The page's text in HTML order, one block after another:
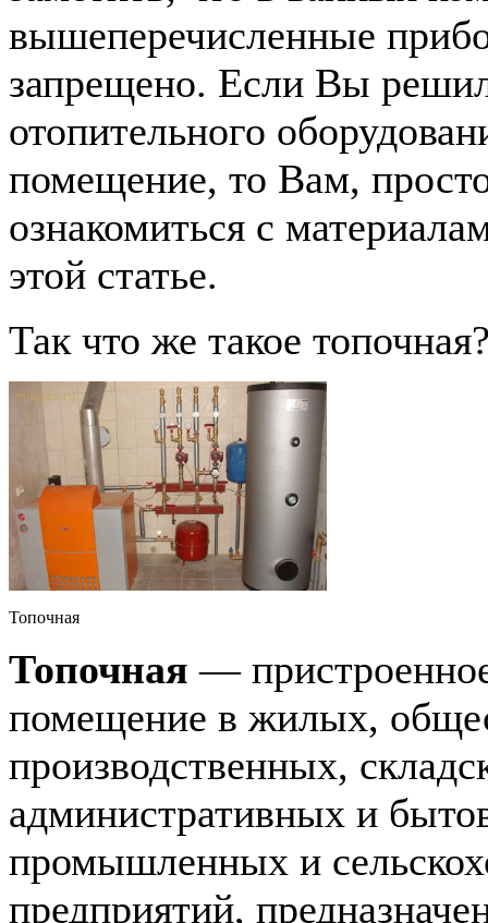
вышеперечисленные
запрещено. Если Вы
отопительного
помещение, то Вам,
ознакомиться с
этой статье.
Так что же такое
Топочная
Топочная —
помещение в жилых,
производственных,
административных и
промышленных и
предприятий,